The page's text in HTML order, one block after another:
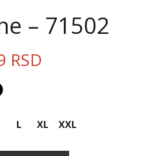
– 71502
RSD
L XL XXL